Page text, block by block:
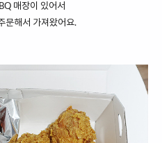
매장이 있어서
문해서 가져왔어요.